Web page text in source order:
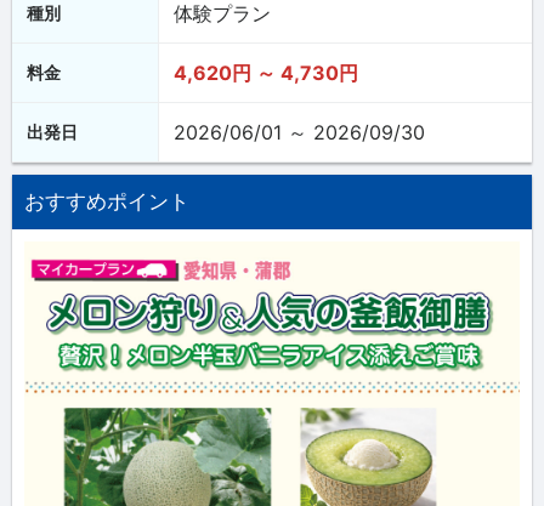
種別 体験プラン
料金 4,620円 ～ 4,730円
出発日 2026/06/01 ～ 2026/09/30
おすすめポイント